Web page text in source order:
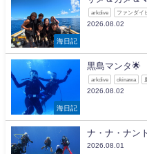
海日記
arkdive ファンダイ
2026.08.02
海日記
黒島マンタ🌟
arkdive okinawa
2026.08.02
ナ・ナ・ナン
2026.08.01